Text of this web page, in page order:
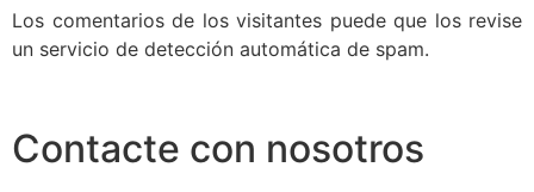
Los comentarios de los visitantes puede que los revise
un servicio de detección automática de spam.
Contacte con nosotros